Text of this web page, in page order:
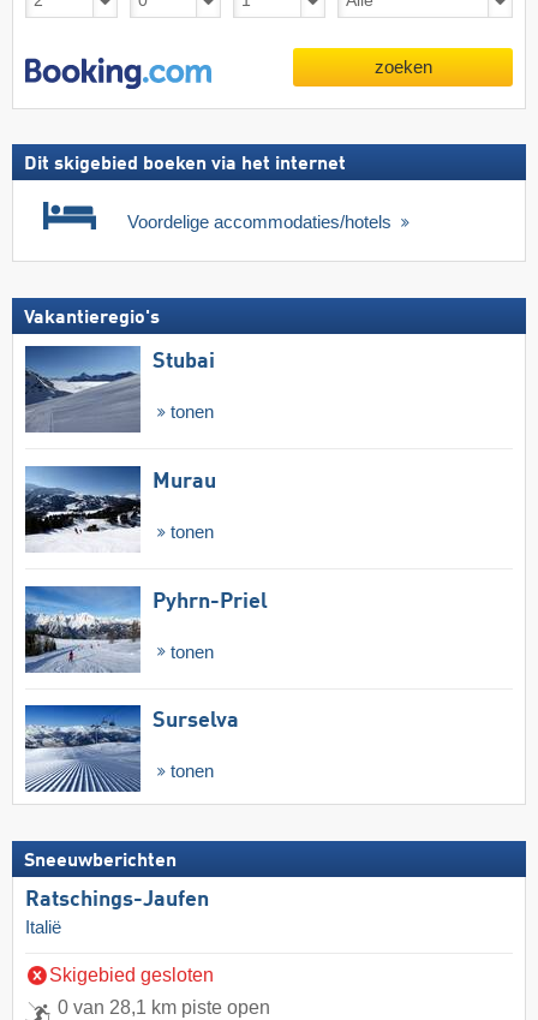
zoeken
Dit skigebied boeken via het internet
Voordelige accommodaties/hotels
Vakantieregio's
Stubai
tonen
Murau
tonen
Pyhrn-Priel
tonen
Surselva
tonen
Sneeuwberichten
Ratschings-Jaufen
Italië
Skigebied gesloten
0 van 28,1 km piste open